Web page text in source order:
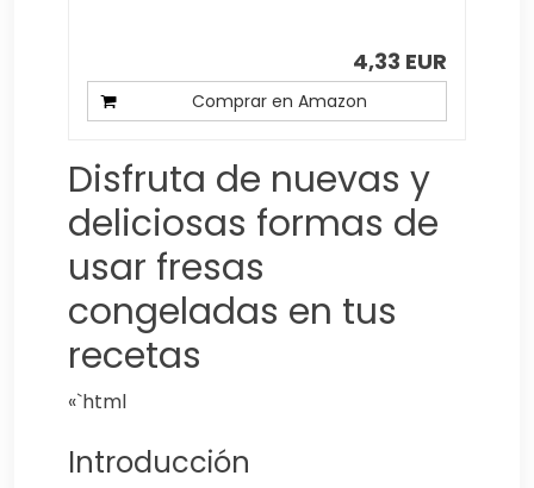
4,33 EUR
Comprar en Amazon
Disfruta de nuevas y
deliciosas formas de
usar fresas
congeladas en tus
recetas
«`html
Introducción